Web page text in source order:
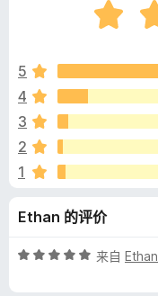
l
i
s
s
-
评
分
.
/
5
4
3
2
1
Ethan 的评价
评
来自 Ethan